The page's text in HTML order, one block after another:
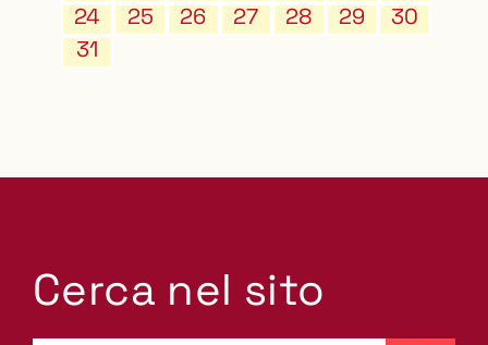
24
25 26 27 28 29
30
31
Cerca nel sito